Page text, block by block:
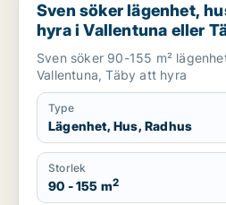
Sven söker lägenhet,
hyra i Vallentuna eller
Sven söker 90-155 m²
Vallentuna, Täby att hyra
Type
Lägenhet, Hus, Radhus
Storlek
90 - 155 m2